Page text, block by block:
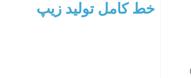
خط کامل تولید زیپ